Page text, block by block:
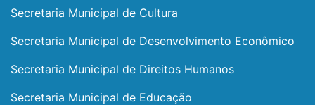
Secretaria Municipal de Cultura
Secretaria Municipal de Desenvolvimento Econômico
Secretaria Municipal de Direitos Humanos
Secretaria Municipal de Educação